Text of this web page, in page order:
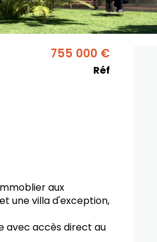
755 000 €
Réf
aux
une villa d'exception,
avec accès direct au